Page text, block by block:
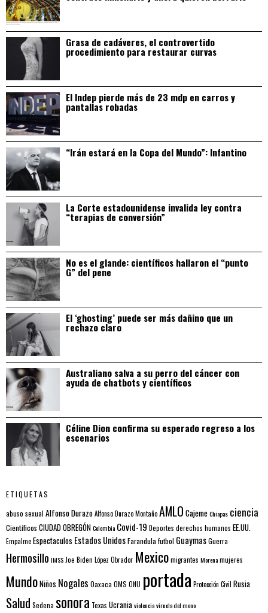
Grasa de cadáveres, el controvertido
procedimiento para restaurar curvas
El Indep pierde más de 23 mdp en carros y
pantallas robadas
“Irán estará en la Copa del Mundo”: Infantino
La Corte estadounidense invalida ley contra
“terapias de conversión”
No es el glande: científicos hallaron el “punto
G” del pene
El ‘ghosting’ puede ser más dañino que un
rechazo claro
Australiano salva a su perro del cáncer con
ayuda de chatbots y científicos
Céline Dion confirma su esperado regreso a los
escenarios
ETIQUETAS
abuso sexual Alfonso DurazoAlfonso Durazo MontañoAMLO CajemeChiapas ciencia
Científicos CIUDAD OBREGÓNColombia Covid-19 Deportes derechos humanos EE.UU.
EmpalmeEspectaculos Estados UnidosFarandulafutbol GuaymasGuerra
Hermosillo IMSS Joe Biden López Obrador Mexicomigrantes Morenamujeres
MundoNiños Nogales Oaxaca OMS ONU portada Protección Civil Rusia
Salud Sedena sonora Texas Ucraniaviolenciaviruela del mono